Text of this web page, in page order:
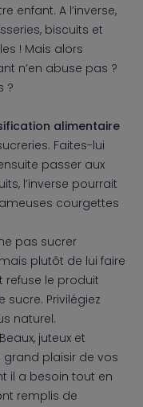
enfant. A l’inverse,
biscuits et
! Mais alors
n’en abuse pas ?
?
alimentaire
Faites-lui
passer aux
l’inverse pourrait
courgettes
pas sucrer
plutôt de lui faire
refuse le produit
Privilégiez
naturel.
juteux et
grand plaisir de vos
il a besoin tout en
remplis de